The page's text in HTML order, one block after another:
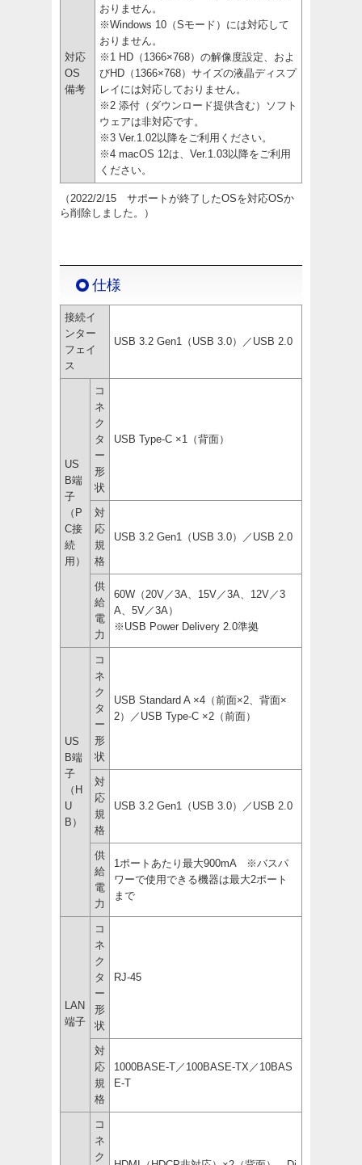
対応
OS
備考
おりません。
※Windows 10（Sモード）には対応して
おりません。
※1 HD（1366×768）の解像度設定、およ
びHD（1366×768）サイズの液晶ディスプ
レイには対応しておりません。
※2 添付（ダウンロード提供含む）ソフト
ウェアは非対応です。
※3 Ver.1.02以降をご利用ください。
※4 macOS 12は、Ver.1.03以降をご利用
ください。
（2022/2/15 サポートが終了したOSを対応OSか
ら削除しました。）
仕様
接続イ
ンター
フェイ
ス
USB 3.2 Gen1（USB 3.0）／USB 2.0
US
B端
子
（P
C接
続
用）
コ
ネ
ク
タ
ー
形
状
USB Type-C ×1（背面）
対
応
規
格
USB 3.2 Gen1（USB 3.0）／USB 2.0
供
給
電
力
60W（20V／3A、15V／3A、12V／3
A、5V／3A）
※USB Power Delivery 2.0準拠
US
B端
子
（H
U
B）
コ
ネ
ク
タ
ー
形
状
USB Standard A ×4（前面×2、背面×
2）／USB Type-C ×2（前面）
対
応
規
格
USB 3.2 Gen1（USB 3.0）／USB 2.0
供
給
電
力
1ポートあたり最大900mA ※バスパ
ワーで使用できる機器は最大2ポート
まで
LAN
端子
コ
ネ
ク
タ
ー
形
状
RJ-45
対
応
規
格
1000BASE-T／100BASE-TX／10BAS
E-T
コ
ネ
ク